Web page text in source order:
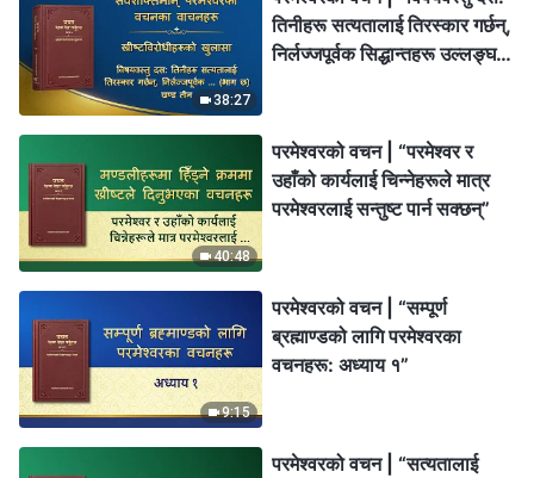
38:27
तिनीहरू सत्यतालाई तिरस्कार गर्छन्,
निर्लज्जपूर्वक सिद्धान्तहरू उल्लङ्घन
छ)” (खण्ड तीन)
40:48
परमेश्‍वरको वचन | “परमेश्‍वर र
उहाँको कार्यलाई चिन्नेहरूले मात्र
परमेश्‍वरलाई सन्तुष्ट पार्न सक्छन्‌”
9:15
परमेश्‍वरको वचन | “सम्पूर्ण
ब्रह्माण्डको लागि परमेश्‍वरका
वचनहरू: अध्याय १”
परमेश्‍वरको वचन | “सत्यतालाई